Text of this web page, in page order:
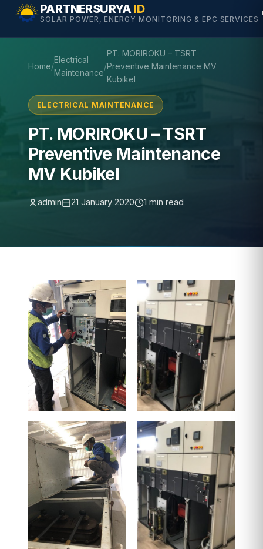
PARTNERSURYAID
SOLAR POWER, ENERGY MONITORING & EPC SERVICES
Skip
content
Home/
Electrical
Maintenance
/
PT. MORIROKU – TSRT
Preventive Maintenance MV
Kubikel
ELECTRICAL MAINTENANCE
PT. MORIROKU – TSRT
Preventive Maintenance
MV Kubikel
admin 21 January 2020 1 min read